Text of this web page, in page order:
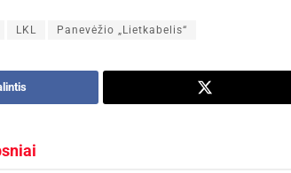
LKL Panevėžio „Lietkabelis“